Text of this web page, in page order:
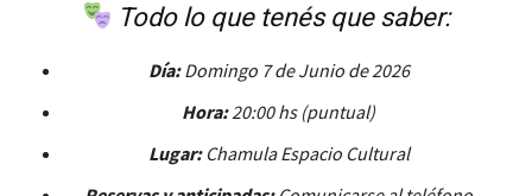
Todo lo que tenés que saber:
Día:Domingo 7 de Junio de 2026
Hora:20:00 hs (puntual)
Lugar:Chamula Espacio Cultural